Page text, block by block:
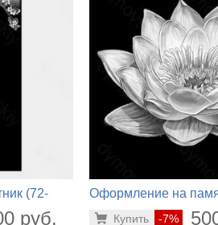
(72-
руб.
Оформление на
-7%
Купить